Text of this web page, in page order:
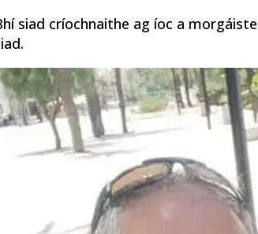
siad críochnaithe ag íoc a